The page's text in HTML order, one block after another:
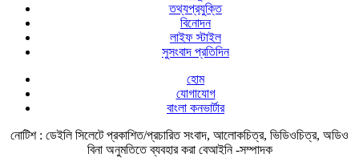
তথ্যপ্রযুক্তি
বিনোদন
লাইফ স্টাইল
সুসংবাদ প্রতিদিন
হোম
যোগাযোগ
বাংলা কনভার্টার
নোটিশ : ডেইলি সিলেটে প্রকাশিত/প্রচারিত সংবাদ, আলোকচিত্র, ভিডিওচিত্র, অডিও
বিনা অনুমতিতে ব্যবহার করা বেআইনি -সম্পাদক